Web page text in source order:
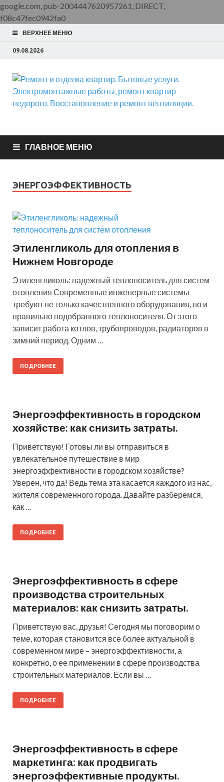
google.com, pub-2004447620957261, DIRECT,
f08c47fec0942fa0
ВЕРХНЕЕ МЕНЮ
09.08.2026
Ремонт и отделка
квартир. Бытовые
услуги.
Электромонтажные
работы, ремонт
квартир недорого.
Восстановление и
ремонт вентиляции.
вентиляции, монтаж систем приточной вентиляции.
ГЛАВНОЕ МЕНЮ
ЭНЕРГОЭФФЕКТИВНОСТЬ
Этиленгликоль для отопления в
Нижнем Новгороде
Этиленгликоль: надежный теплоноситель для систем
отопления Современные инженерные системы
требуют не только качественного оборудования, но и
правильно подобранного теплоносителя. От этого
зависит работа котлов, трубопроводов, радиаторов в
зимний период. Одним …
ПОДРОБНЕЕ
Энергоэффективность в городском
хозяйстве: как снизить затраты.
Приветствую! Готовы ли вы отправиться в
увлекательное путешествие в мир
энергоэффективности в городском хозяйстве?
Уверен, что да! Ведь тема эта касается каждого из нас,
жителя современного города. Давайте разберемся,
как …
ПОДРОБНЕЕ
Энергоэффективность в сфере
производства строительных
материалов: как снизить затраты.
Приветствую вас, друзья! Сегодня мы поговорим о
теме, которая становится все более актуальной в
современном мире – энергоэффективности, а
конкретно, о ее применении в сфере производства
строительных материалов. Если вы …
ПОДРОБНЕЕ
Энергоэффективность в сфере
маркетинга: как продвигать
энергоэффективные продукты.